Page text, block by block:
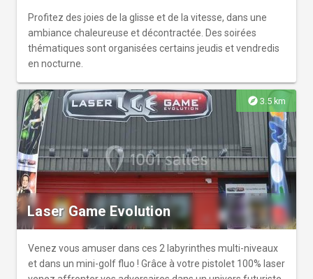
Profitez des joies de la glisse et de la vitesse, dans une
ambiance chaleureuse et décontractée. Des soirées
thématiques sont organisées certains jeudis et vendredis
en nocturne.
explore 3.5 km
Laser Game Evolution
Venez vous amuser dans ces 2 labyrinthes multi-niveaux
et dans un mini-golf fluo ! Grâce à votre pistolet 100% laser